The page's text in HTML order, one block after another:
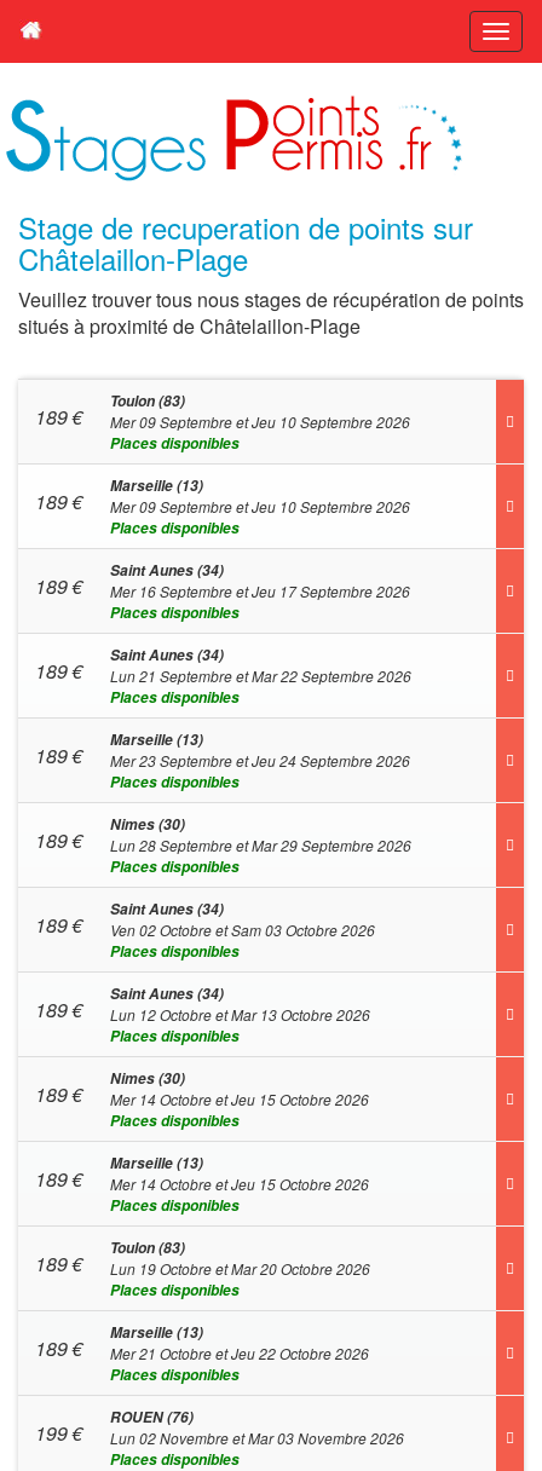
Stage de recuperation de points sur
Châtelaillon-Plage
Veuillez trouver tous nous stages de récupération de points
situés à proximité de Châtelaillon-Plage
189€
Toulon (83)
Mer 09 Septembre et Jeu 10 Septembre 2026
Places disponibles
189€
Marseille (13)
Mer 09 Septembre et Jeu 10 Septembre 2026
Places disponibles
189€
Saint Aunes (34)
Mer 16 Septembre et Jeu 17 Septembre 2026
Places disponibles
189€
Saint Aunes (34)
Lun 21 Septembre et Mar 22 Septembre 2026
Places disponibles
189€
Marseille (13)
Mer 23 Septembre et Jeu 24 Septembre 2026
Places disponibles
189€
Nimes (30)
Lun 28 Septembre et Mar 29 Septembre 2026
Places disponibles
189€
Saint Aunes (34)
Ven 02 Octobre et Sam 03 Octobre 2026
Places disponibles
189€
Saint Aunes (34)
Lun 12 Octobre et Mar 13 Octobre 2026
Places disponibles
189€
Nimes (30)
Mer 14 Octobre et Jeu 15 Octobre 2026
Places disponibles
189€
Marseille (13)
Mer 14 Octobre et Jeu 15 Octobre 2026
Places disponibles
189€
Toulon (83)
Lun 19 Octobre et Mar 20 Octobre 2026
Places disponibles
189€
Marseille (13)
Mer 21 Octobre et Jeu 22 Octobre 2026
Places disponibles
199€
ROUEN (76)
Lun 02 Novembre et Mar 03 Novembre 2026
Places disponibles